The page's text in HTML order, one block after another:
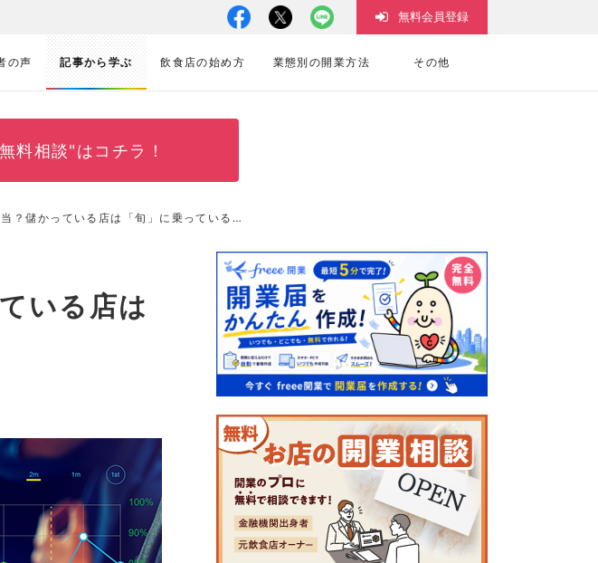
の声 記事から学ぶ 飲食店の始め方 業態別の開業方法 その他
無料会員登録
料相談"はコチラ！
？儲かっている店は「旬」に乗っている…
いる店は